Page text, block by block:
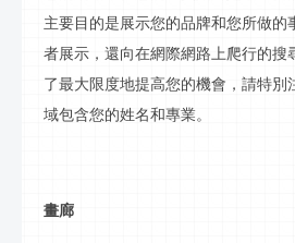
主要目的是展示您的品牌和您所做的
者展示，還向在網際網路上爬行的搜
了最大限度地提高您的機會，請特別
域包含您的姓名和專業。
畫廊